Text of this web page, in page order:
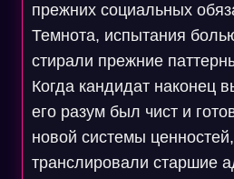
прежних социальных
Темнота, испытания
стирали прежние
Когда кандидат наконец
его разум был чист и
новой системы
транслировали старшие